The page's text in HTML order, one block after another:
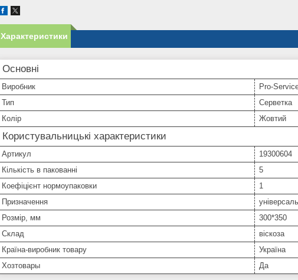
Характеристики
Основні
Виробник
Pro-
Тип
Серветка
Колір
Жовтий
Користувальницькі характеристики
Артикул
19300604
Кількість в пакованні
5
Коефіцієнт нормоупаковки
1
Призначення
Розмір, мм
300*350
Склад
віскоза
Країна-виробник товару
Україна
Хозтовары
Да